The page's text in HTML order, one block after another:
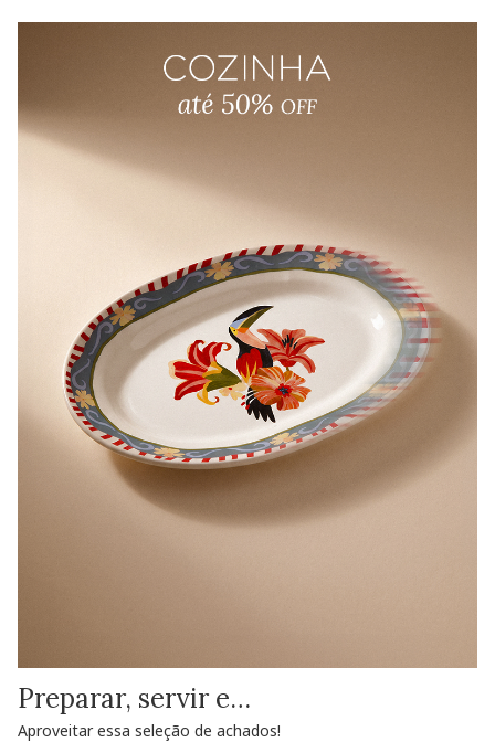
Preparar, servir e…
Aproveitar essa seleção de achados!